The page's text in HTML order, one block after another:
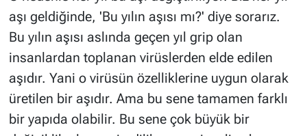
aşı geldiğinde, 'Bu yılın aşısı mı?' diye sorarız.
Bu yılın aşısı aslında geçen yıl grip olan
insanlardan toplanan virüslerden elde edilen
aşıdır. Yani o virüsün özelliklerine uygun olarak
üretilen bir aşıdır. Ama bu sene tamamen farklı
bir yapıda olabilir. Bu sene çok büyük bir